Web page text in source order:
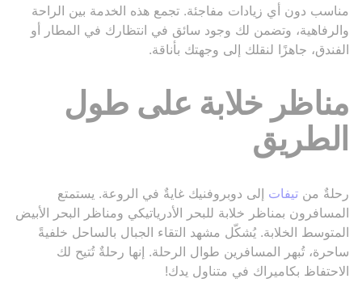
مناسب دون أي زيادات مفاجئة. تجمع هذه الخدمة بين الراحة
والرفاهية، وتضمن لك وجود سائق في انتظارك في المطار أو
الفندق، جاهزًا لنقلك إلى وجهتك بأناقة.
مناظر خلابة على طول
الطريق
رحلةٌ من تيفات إلى دوبروفنيك غايةٌ في الروعة. يستمتع
المسافرون بمناظر خلابة للبحر الأدرياتيكي ومناظر البحر الأبيض
المتوسط الخلابة. يُشكّل مشهد التقاء الجبال بالساحل خلفيةً
ساحرة، تُبهر المسافرين طوال الرحلة. إنها رحلةٌ تُتيح لك
الاحتفاظ بكاميراك في متناول يدك!